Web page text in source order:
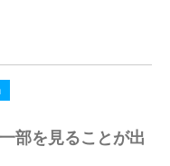
部を見ることが出